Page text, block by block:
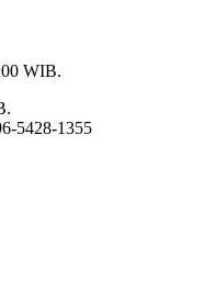
WIB.
5428-1355